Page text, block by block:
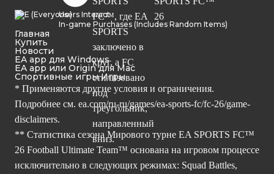
Users Interact
In-game Purchases (Includes Random Items)
Главная
Купить
Новости
EA app для Windows
EA app или Origin для Mac
Спортивные игры Игры
* Применяются другие условия и ограничения.
Подробнее см. ea.com/ru-ru/games/ea-sports-fc/fc-26/game-
disclaimers.
** Статистика сезона Мирового турне EA SPORTS FC™
26 Football Ultimate Team™ основана на игровом процессе
исключительно в следующих режимах: Squad Battles,